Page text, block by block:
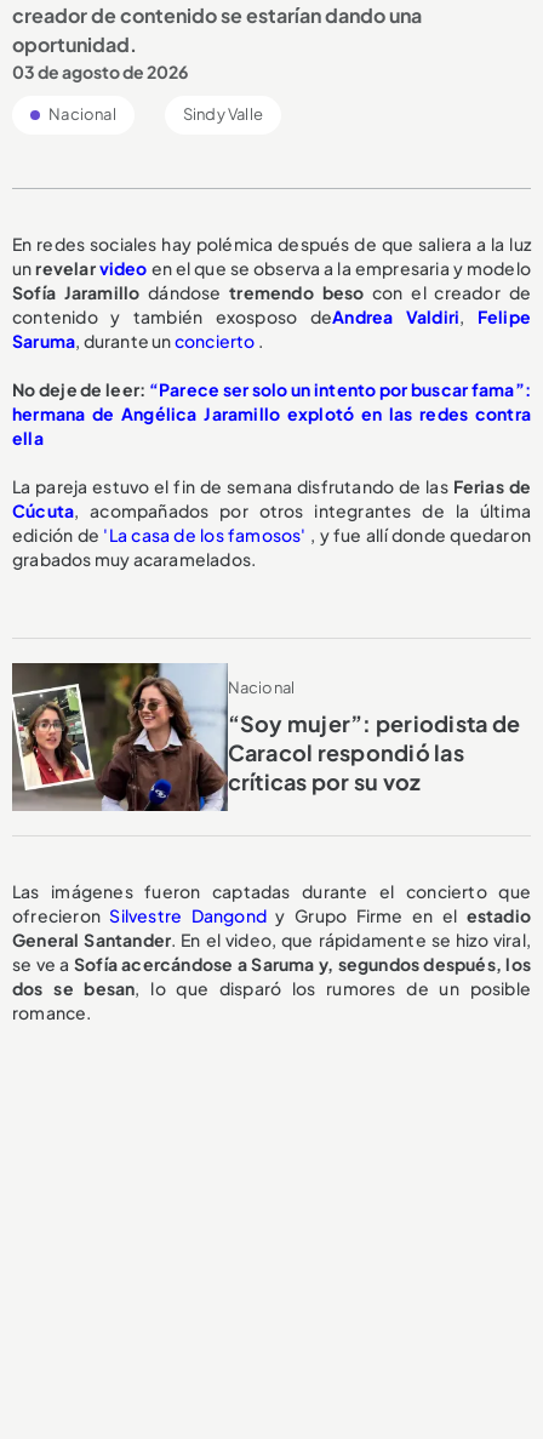
creador de contenido se estarían dando una
oportunidad.
03 de agosto de 2026
Nacional Sindy Valle
En redes sociales hay polémica después de que saliera a la luz
unrevelarvideo en el que se observa a la empresaria y modelo
Sofía Jaramillo dándosetremendo besocon el creador de
contenido y también exosposo deAndrea Valdiri, Felipe
Saruma, durante unconcierto .
No deje de leer: “Parece ser solo un intento por buscar fama”:
hermana de Angélica Jaramillo explotó en las redes contra
ella
La pareja estuvo el fin de semana disfrutando de las Ferias de
Cúcuta, acompañados por otros integrantes de la última
edición de 'La casa de los famosos' , y fue allí donde quedaron
grabados muy acaramelados.
Nacional
“Soy mujer”: periodista de
Caracol respondió las
críticas por su voz
Las imágenes fueron captadas durante el concierto que
ofrecieronSilvestre Dangond y Grupo Firme en el estadio
General Santander. En el video, que rápidamente se hizo viral,
se ve a Sofía acercándose a Saruma y, segundos después, los
dos se besan, lo que disparó los rumores de un posible
romance.